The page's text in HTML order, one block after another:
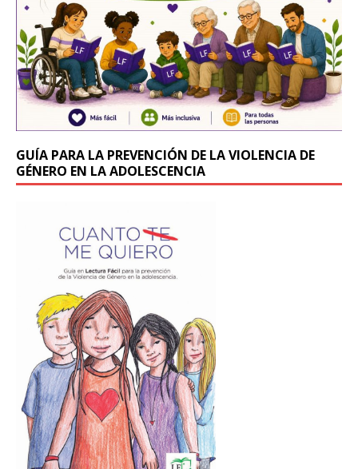
k
GUÍA PARA LA PREVENCIÓN DE LA VIOLENCIA DE
GÉNERO EN LA ADOLESCENCIA